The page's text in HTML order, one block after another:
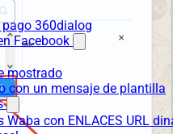
360dialog
Facebook
mostrado
con un mensaje de plantilla
Waba con ENLACES URL